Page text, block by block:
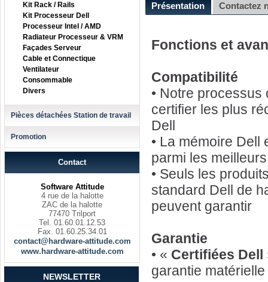
Kit Rack / Rails
Kit Processeur Dell
Processeur Intel / AMD
Radiateur Processeur & VRM
Façades Serveur
Cable et Connectique
Ventilateur
Consommable
Divers
Pièces détachées Station de travail
Promotion
Contact
Software Attitude
4 rue de la halotte
ZAC de la halotte
77470 Trilport
Tel. 01.60.01.12.53
Fax. 01.60.25.34.01
contact@hardware-attitude.com
www.hardware-attitude.com
NEWSLETTER
Présentation Contactez
Fonctions et
Compatibilité
• Notre
certifier les plus
Dell
• La mémoire
parmi les
• Seuls les
standard Dell de
peuvent garantir
Garantie
• « Certifiées Dell
garantie